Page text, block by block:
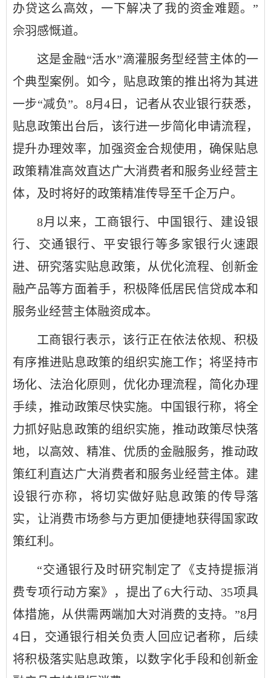
办贷这么高效，一下解决了我的资金难题。”
佘羽感慨道。
这是金融“活水”滴灌服务型经营主体的一
个典型案例。如今，贴息政策的推出将为其进
一步“减负”。8月4日，记者从农业银行获悉，
贴息政策出台后，该行进一步简化申请流程，
提升办理效率，加强资金合规使用，确保贴息
政策精准高效直达广大消费者和服务业经营主
体，及时将好的政策精准传导至千企万户。
8月以来，工商银行、中国银行、建设银
行、交通银行、平安银行等多家银行火速跟
进、研究落实贴息政策，从优化流程、创新金
融产品等方面着手，积极降低居民信贷成本和
服务业经营主体融资成本。
工商银行表示，该行正在依法依规、积极
有序推进贴息政策的组织实施工作；将坚持市
场化、法治化原则，优化办理流程，简化办理
手续，推动政策尽快实施。中国银行称，将全
力抓好贴息政策的组织实施，推动政策尽快落
地，以高效、精准、优质的金融服务，推动政
策红利直达广大消费者和服务业经营主体。建
设银行亦称，将切实做好贴息政策的传导落
实，让消费市场参与方更加便捷地获得国家政
策红利。
“交通银行及时研究制定了《支持提振消
费专项行动方案》，提出了6大行动、35项具
体措施，从供需两端加大对消费的支持。”8月
4日，交通银行相关负责人回应记者称，后续
将积极落实贴息政策，以数字化手段和创新金